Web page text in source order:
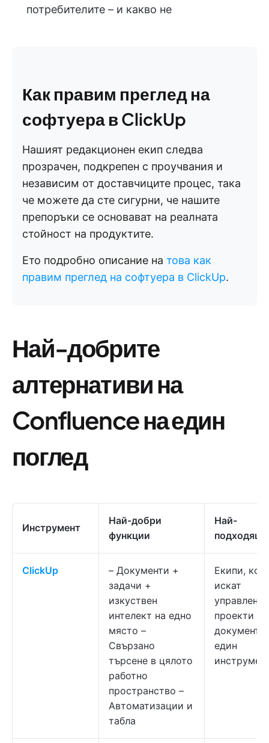
потребителите – и какво не
Как правим преглед на
софтуера в ClickUp
Нашият редакционен екип следва
прозрачен, подкрепен с проучвания и
независим от доставчиците процес, така
че можете да сте сигурни, че нашите
препоръки се основават на реалната
стойност на продуктите.
Ето подробно описание на това как
правим преглед на софтуера в ClickUp.
Най-добрите
алтернативи на
Confluence на един
поглед
Инструмент
Най-добри
функции
Най-
ClickUp
– Документи +
задачи +
изкуствен
интелект на едно
място –
Свързано
търсене в цялото
работно
пространство –
Автоматизации и
табла
Екипи,
искат
проекти +
документи
един